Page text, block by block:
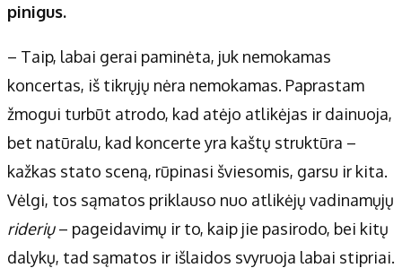
pinigus.
– Taip, labai gerai paminėta, juk nemokamas
koncertas, iš tikrųjų nėra nemokamas. Paprastam
žmogui turbūt atrodo, kad atėjo atlikėjas ir dainuoja,
bet natūralu, kad koncerte yra kaštų struktūra –
kažkas stato sceną, rūpinasi šviesomis, garsu ir kita.
Vėlgi, tos sąmatos priklauso nuo atlikėjų vadinamųjų
riderių– pageidavimų ir to, kaip jie pasirodo, bei kitų
dalykų, tad sąmatos ir išlaidos svyruoja labai stipriai.